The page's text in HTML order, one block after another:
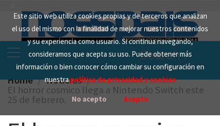
Este sitio web utiliza cookies propias y de terceros que analizan
el uso del mismo con la finalidad de mejorar nuestros contenidos
y su experiencia como usuario. Si continua navegando,
consideramos que acepta su uso. Puede obtener más
información o bien conocer cómo cambiar su configuración en
nuestrapolítica de privacidad y cookies
No acepto Acepto
content
Search
for:
Home Noticias
El horror cosmico llega a Nintendo Switch este
25 de febrero.